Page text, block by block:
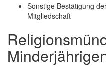
Sonstige Bestätigung
Mitgliedschaft